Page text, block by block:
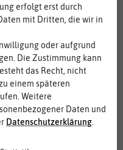
Ernährung
gehandelt. In den
welche die Sprossen
Sie schnell und
die ausreichend Licht
Form der Pflanzen – die
Tage alt sind. Einige
Tagen ernten und
erfolgt erst durch
mit Dritten, die wir in
oder aufgrund
Die Zustimmung kann
das Recht, nicht
einem späteren
Weitere
Daten und
Daten­schutz­erklärung